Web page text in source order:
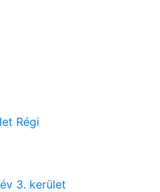
Régi
3. kerület